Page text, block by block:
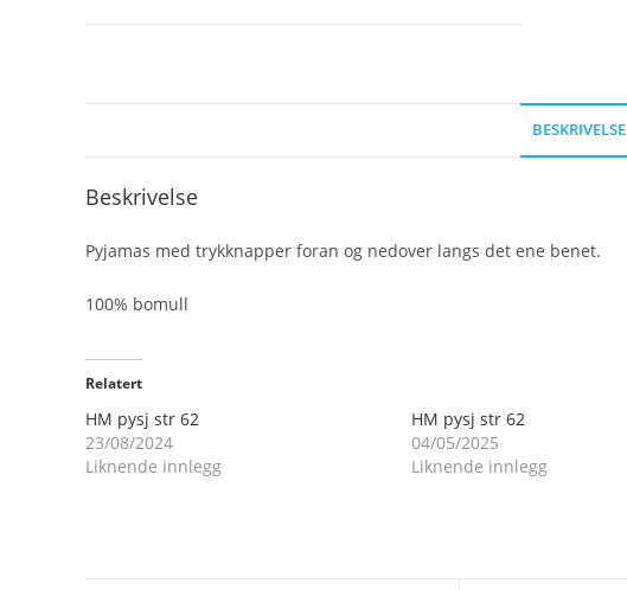
BESKRIVELSE
Beskrivelse
Pyjamas med trykknapper foran og nedover langs det ene benet.
100% bomull
Relatert
HM pysj str 62
23/08/2024
Liknende innlegg
HM pysj str 62
04/05/2025
Liknende innlegg